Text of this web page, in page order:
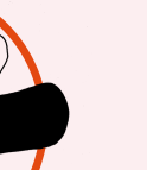
in
eine
damit: